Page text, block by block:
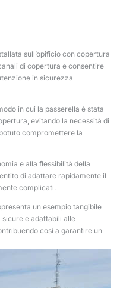
sull’opificio con copertura
di copertura e consentire
in sicurezza
in cui la passerella è stata
evitando la necessità di
compromettere la
e alla flessibilità della
di adattare rapidamente il
complicati.
un esempio tangibile
e adattabili alle
così a garantire un